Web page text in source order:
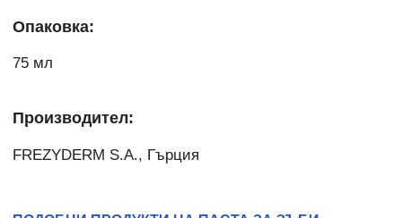
Опаковка:
75 мл
Производител:
FREZYDERM S.A., Гърция